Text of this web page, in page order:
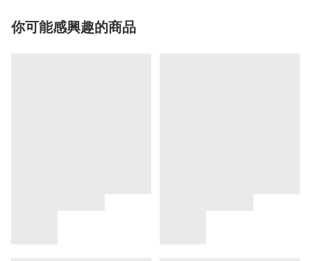
你可能感興趣的商品